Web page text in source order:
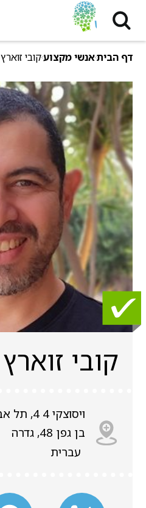
דף הביתאנשי מקצועקובי זוארץ
קובי זוארץ
ויסוצקי 4 4, תל אביב - יפו
בן גפן 48, גדרה
עברית